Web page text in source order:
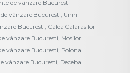
de vânzare Bucuresti
vânzare Bucuresti, Unirii
Bucuresti, Calea Calarasilor
vânzare Bucuresti, Mosilor
vânzare Bucuresti, Polona
vânzare Bucuresti, Decebal